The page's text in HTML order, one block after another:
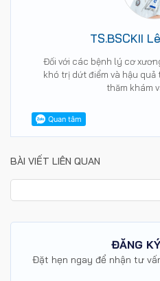
TS.BSCKII
Đối với các bệnh lý cơ
khó trị dứt điểm và hậu
thăm khám
BÀI VIẾT LIÊN QUAN
ĐĂNG
Đặt hẹn ngay để nhận tư